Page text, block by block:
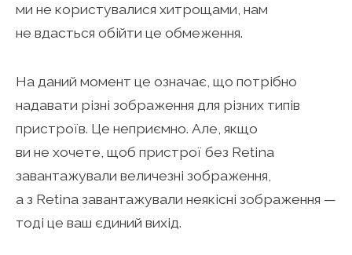
ми не користувалися хитрощами, нам
не вдасться обійти це обмеження.
На даний момент це означає, що потрібно
надавати різні зображення для різних типів
пристроїв. Це неприємно. Але, якщо
ви не хочете, щоб пристрої без Retina
завантажували величезні зображення,
а з Retina завантажували неякісні зображення —
тоді це ваш єдиний вихід.